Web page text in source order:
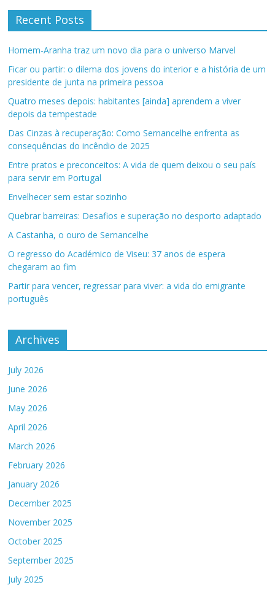
Recent Posts
Homem-Aranha traz um novo dia para o universo Marvel
Ficar ou partir: o dilema dos jovens do interior e a história de um
presidente de junta na primeira pessoa
Quatro meses depois: habitantes [ainda] aprendem a viver
depois da tempestade
Das Cinzas à recuperação: Como Sernancelhe enfrenta as
consequências do incêndio de 2025
Entre pratos e preconceitos: A vida de quem deixou o seu país
para servir em Portugal
Envelhecer sem estar sozinho
Quebrar barreiras: Desafios e superação no desporto adaptado
A Castanha, o ouro de Sernancelhe
O regresso do Académico de Viseu: 37 anos de espera
chegaram ao fim
Partir para vencer, regressar para viver: a vida do emigrante
português
Archives
July 2026
June 2026
May 2026
April 2026
March 2026
February 2026
January 2026
December 2025
November 2025
October 2025
September 2025
July 2025